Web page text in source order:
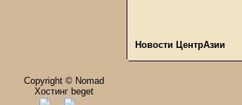
Новости ЦентрАзии
Copyright © Nomad
Хостинг beget